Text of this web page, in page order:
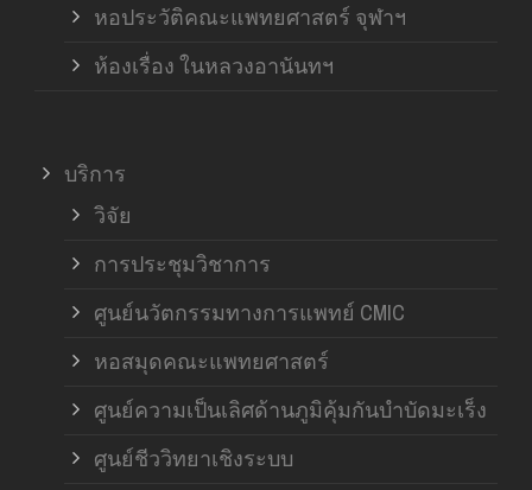
หอประวัติคณะแพทยศาสตร์ จุฬาฯ
ห้องเรื่อง ในหลวงอานันทฯ
บริการ
วิจัย
การประชุมวิชาการ
ศูนย์นวัตกรรมทางการแพทย์ CMIC
หอสมุดคณะแพทยศาสตร์
ศูนย์ความเป็นเลิศด้านภูมิคุ้มกันบำบัดมะเร็ง
ศูนย์ชีววิทยาเชิงระบบ